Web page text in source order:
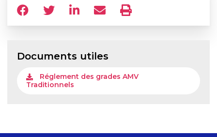
Documents utiles
Réglement des grades AMV
Traditionnels